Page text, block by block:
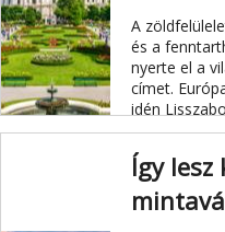
A
és a
nyerte el a
címet.
idén
Így lesz